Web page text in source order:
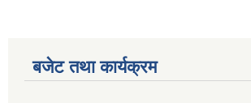
बजेट तथा कार्यक्रम